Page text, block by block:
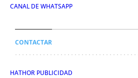
CANAL DE WHATSAPP
CONTACTAR
HATHOR PUBLICIDAD